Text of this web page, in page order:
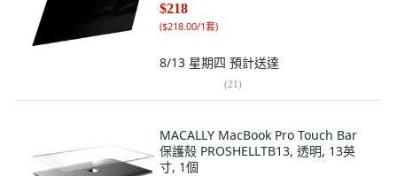
$218
($218.00/1套)
8/13 星期四 預計送達
(21)
MACALLY MacBook Pro Touch Bar
保護殼 PROSHELLTB13, 透明, 13英
寸, 1個